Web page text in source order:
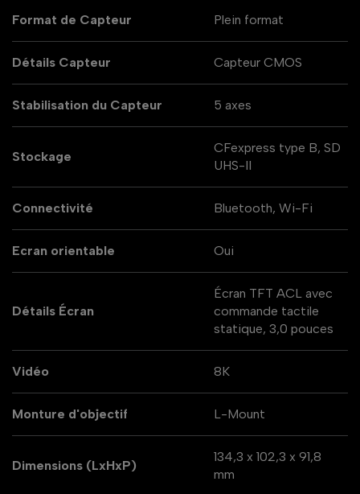
Format de Capteur Plein format
Détails Capteur Capteur CMOS
Stabilisation du Capteur 5 axes
Stockage
CFexpress type B, SD
UHS-II
Connectivité Bluetooth, Wi-Fi
Ecran orientable Oui
Détails Écran
Écran TFT ACL avec
commande tactile
statique, 3,0 pouces
Vidéo 8K
Monture d'objectif L-Mount
Dimensions (LxHxP)
134,3 x 102,3 x 91,8
mm